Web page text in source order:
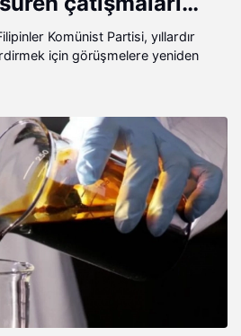
Komünist Partisi, yıllardır
için görüşmelere yeniden